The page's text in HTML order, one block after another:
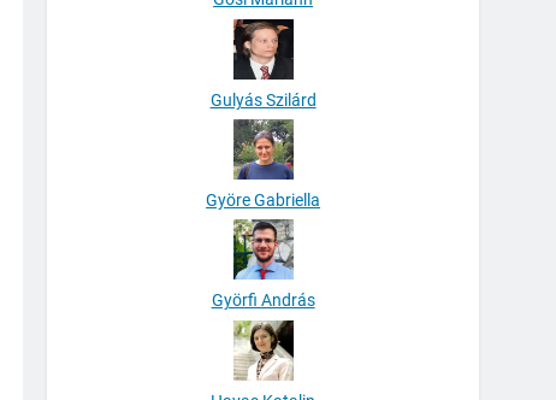
Gulyás Szilárd
Györe Gabriella
Györfi András